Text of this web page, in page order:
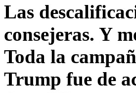
Las
consejeras. Y
Toda la
Trump fue de